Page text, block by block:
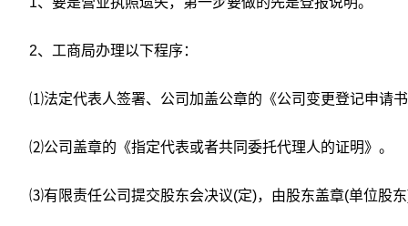
2、工商局办理以下程序：
⑴法定代表人签署、公司加盖公章的《公司变更登记申请
⑵公司盖章的《指定代表或者共同委托代理人的证明》。
⑶有限责任公司提交股东会决议(定)，由股东盖章(单位股东